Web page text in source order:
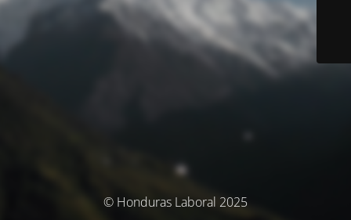
© Honduras Laboral 2025